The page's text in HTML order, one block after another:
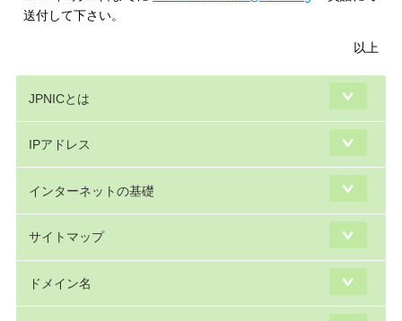
送付して下さい。
以上
JPNICとは
IPアドレス
インターネットの基礎
サイトマップ
ドメイン名